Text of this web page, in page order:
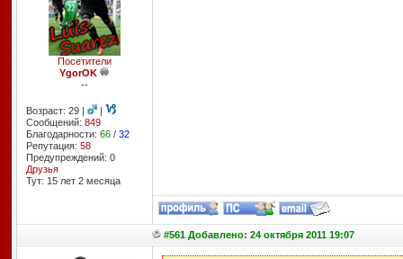
Посетители
YgorOK
--
Возраст: 29 |
|
Сообщений: 849
Благодарности: 66/ 32
Репутация: 58
Предупреждений: 0
Друзья
Тут: 15 лет 2 месяцa
#561 Добавлено: 24 октября 2011 19:07